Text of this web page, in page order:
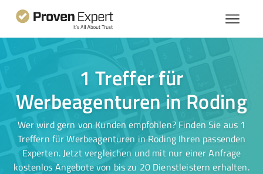
1 Treffer für
Werbeagenturen in Roding
Wer wird gern von Kunden empfohlen? Finden Sie aus 1
Treffern für Werbeagenturen in Roding Ihren passenden
Experten. Jetzt vergleichen und mit nur einer Anfrage
kostenlos Angebote von bis zu 20 Dienstleistern erhalten.